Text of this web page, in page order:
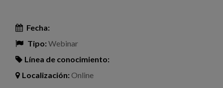
Fecha:
Tipo:Webinar
Línea de conocimiento:
Localización:Online